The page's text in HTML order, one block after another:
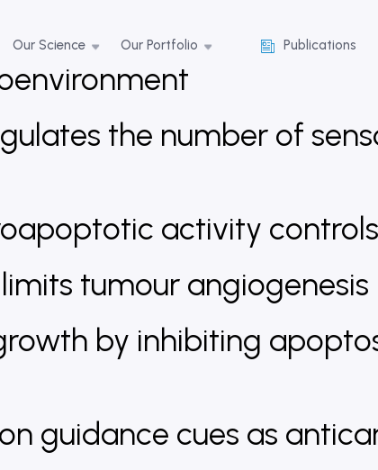
Our Science Our Portfolio Publications
the number of
activity
tumour angiogenesis
by inhibiting
guidance cues as